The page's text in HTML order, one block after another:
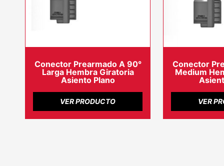
Conector Prearmado A 90°
Larga Hembra Giratoria
Asiento Plano
VER PRODUCTO
Conector
Medium
VER